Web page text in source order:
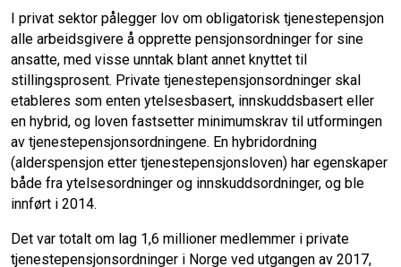
I privat sektor pålegger lov om obligatorisk tjenestepensjon
alle arbeidsgivere å opprette pensjonsordninger for sine
ansatte, med visse unntak blant annet knyttet til
stillingsprosent. Private tjenestepensjonsordninger skal
etableres som enten ytelsesbasert, innskuddsbasert eller
en hybrid, og loven fastsetter minimumskrav til utformingen
av tjenestepensjonsordningene. En hybridordning
(alderspensjon etter tjenestepensjonsloven) har egenskaper
både fra ytelsesordninger og innskuddsordninger, og ble
innført i 2014.
Det var totalt om lag 1,6 millioner medlemmer i private
tjenestepensjonsordninger i Norge ved utgangen av 2017,